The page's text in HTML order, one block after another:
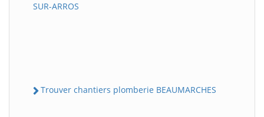
SUR-ARROS
Trouver chantiers plomberie BEAUMARCHES